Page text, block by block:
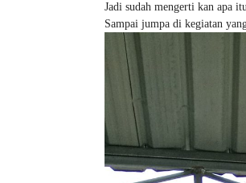
Jadi sudah mengerti kan apa
Sampai jumpa di kegiatan